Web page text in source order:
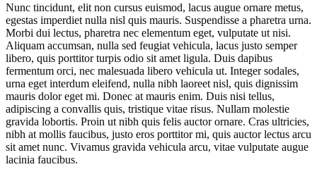
Nunc tincidunt, elit non cursus euismod, lacus augue ornare metus,
egestas imperdiet nulla nisl quis mauris. Suspendisse a pharetra urna.
Morbi dui lectus, pharetra nec elementum eget, vulputate ut nisi.
Aliquam accumsan, nulla sed feugiat vehicula, lacus justo semper
libero, quis porttitor turpis odio sit amet ligula. Duis dapibus
fermentum orci, nec malesuada libero vehicula ut. Integer sodales,
urna eget interdum eleifend, nulla nibh laoreet nisl, quis dignissim
mauris dolor eget mi. Donec at mauris enim. Duis nisi tellus,
adipiscing a convallis quis, tristique vitae risus. Nullam molestie
gravida lobortis. Proin ut nibh quis felis auctor ornare. Cras ultricies,
nibh at mollis faucibus, justo eros porttitor mi, quis auctor lectus arcu
sit amet nunc. Vivamus gravida vehicula arcu, vitae vulputate augue
lacinia faucibus.